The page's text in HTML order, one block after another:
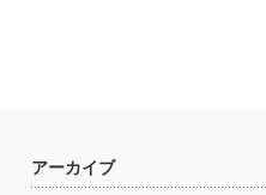
アーカイブ